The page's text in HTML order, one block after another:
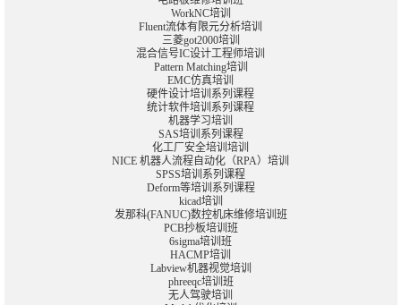
WorkNC培训
Fluent流体有限元分析培训
三菱got2000培训
混合信号IC设计工程师培训
Pattern Matching培训
EMC仿真培训
硬件设计培训系列课程
统计软件培训系列课程
机器学习培训
SAS培训系列课程
化工厂安全培训培训
NICE 机器人流程自动化（RPA）培训
SPSS培训系列课程
Deform等培训系列课程
kicad培训
发那科(FANUC)数控机床维修培训班
PCB抄板培训班
6sigma培训班
HACMP培训
Labview机器视觉培训
phreeqc培训班
无人驾驶培训